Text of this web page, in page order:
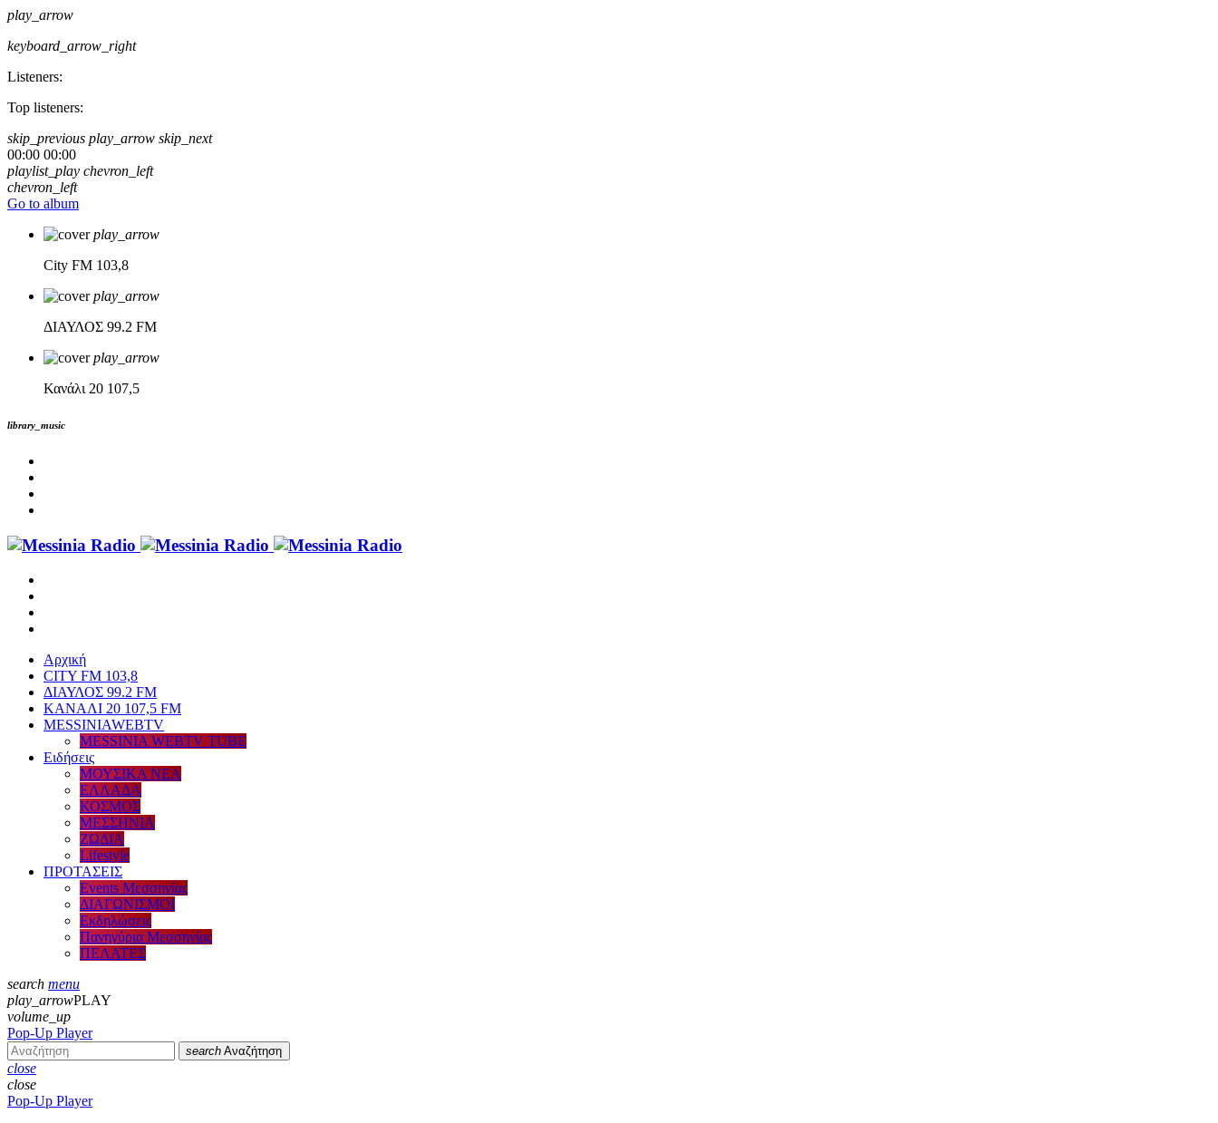
play_arrow
keyboard_arrow_right
Listeners:
Top listeners:
skip_previous play_arrow skip_next
00:00 00:00
playlist_play chevron_left
chevron_left
Go to album
play_arrow
City FM 103,8
play_arrow
ΔΙΑΥΛΟΣ 99.2 FM
play_arrow
Κανάλι 20 107,5
library_music
Αρχική
CITY FM 103,8
ΔΙΑΥΛΟΣ 99.2 FM
ΚΑΝΑΛΙ 20 107,5 FM
MESSINIAWEBTV
MESSINIA WEBTV TUBE
Eιδήσεις
ΜΟΥΣΙΚΑ ΝΕΑ
ΕΛΛΑΔΑ
ΚΟΣΜΟΣ
ΜΕΣΣΗΝΙΑ
ΖΩΔΙΑ
Lifestyle
ΠΡΟΤΑΣΕΙΣ
Events Μεσσηνίας
ΔΙΑΓΩΝΙΣΜΟΙ
Εκδηλώσεις
Πανηγύρια Μεσσηνίας
ΠΕΛΑΤΕΣ
search menu
play_arrowPLAY
volume_up
Pop-Up Player
search Αναζήτηση
close
close
Pop-Up Player